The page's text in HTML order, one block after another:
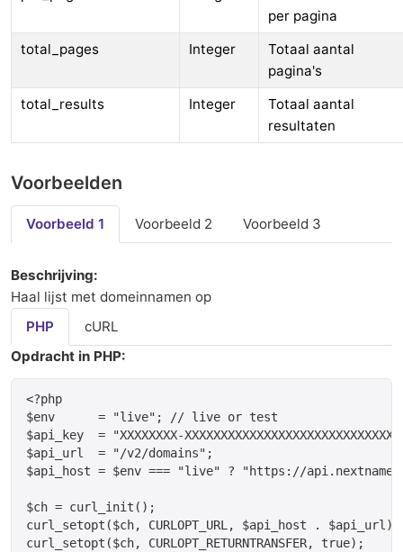
per pagina
total_pages
Integer
Totaal aantal
pagina's
total_results
Integer
Totaal aantal
resultaten
Voorbeelden
Voorbeeld 1 Voorbeeld 2 Voorbeeld 3
Beschrijving:
Haal lijst met domeinnamen op
PHP
cURL
Opdracht in PHP:
<?php
$env      = "live"; // live or test
$api_key  = "XXXXXXXX-
$api_url  = "/v2/domains";
$api_host = $env === "live" ? "https://
$ch = curl_init();
curl_setopt($ch, CURLOPT_URL, $api_host . $api_url);
curl_setopt($ch, CURLOPT_RETURNTRANSFER, true);